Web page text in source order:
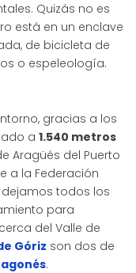
Quizás no es
está en un enclave
de bicicleta de
o espeleología.
gracias a los
a 1.540 metros
Aragüés del Puerto
a la Federación
todos los
para
del Valle de
Góriz son dos de
.